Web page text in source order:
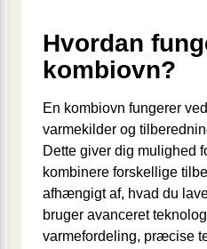
Hvordan
kombiovn?
En kombiovn fungerer
varmekilder og
Dette giver dig mulighed
kombinere forskellige
afhængigt af, hvad du
bruger avanceret
varmefordeling, præcise